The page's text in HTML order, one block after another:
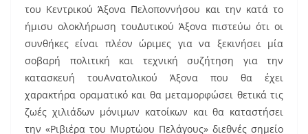
του Κεντρικού Άξονα Πελοποννήσου και την κατά το
ήμισυ ολοκλήρωση τουΔυτικού Άξονα πιστεύω ότι οι
συνθήκες είναι πλέον ώριμες για να ξεκινήσει μία
σοβαρή πολιτική και τεχνική συζήτηση για την
κατασκευή τουΑνατολικού Άξονα που θα έχει
χαρακτήρα οραματικό και θα μεταμορφώσει θετικά τις
ζωές χιλιάδων μόνιμων κατοίκων και θα καταστήσει
την «Ριβιέρα του Μυρτώου Πελάγους» διεθνές σημείο